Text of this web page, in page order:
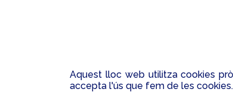
Aquest lloc web utilitza cookies
accepta l'ús que fem de les